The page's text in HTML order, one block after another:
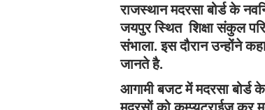
राजस्थान मदरसा बोर्ड के
जयपुर स्थित शिक्षा संकुल
संभाला. इस दौरान उन्होंने
जानते है.
आगामी बजट में मदरसा बोर्ड